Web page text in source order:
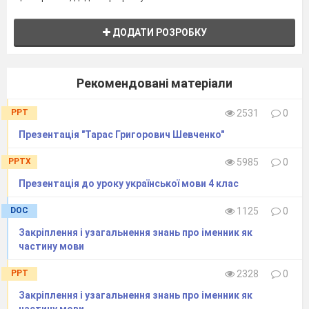
Будуть присипляти.
Дитиночко люба.
Колишися, колисонько,
З орішка, з орішка,
Колишися в колисоньці
Уч. 6
Тарас був четвертою дитиною в сім
(Ім
Тарас перекладається так: здатний на
непокору, бунтар, безстрашний.
)
Маленькому Тарасові ледь виповнилося
два роки, коли пан Енгельгардт перевів родину
Шевченків у сусіднє своє село Кирилівку.
Кирилівці, в убогій хатині минуло безрадісне
ДОДАТИ РОЗРОБКУ
Рекомендовані матеріали
PPT 2531
0
Презентація "Тарас Григорович Шевченко"
PPTX 5985
0
Презентація до уроку української мови 4 клас
DOC 1125
0
Закріплення і узагальнення знань про іменник як
частину мови
PPT 2328
0
Закріплення і узагальнення знань про іменник як